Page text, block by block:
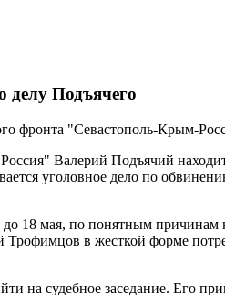
делу Подъячего
фронта "Севастополь-Крым-
Валерий Подъячий
уголовное дело по
18 мая, по понятным
Трофимцов в жесткой форме
на судебное заседание. Его